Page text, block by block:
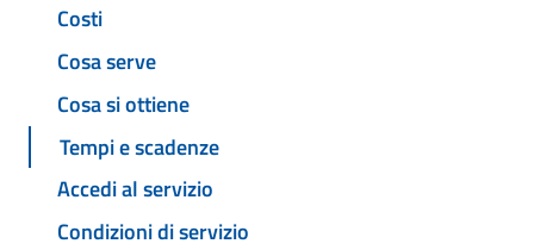
Costi
Cosa serve
Cosa si ottiene
Tempi e scadenze
Accedi al servizio
Condizioni di servizio